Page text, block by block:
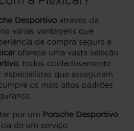
Desportivo através da
várias vantagens que
de compra segura e
oferece uma vasta seleção
, todos cuidadosamente
que asseguram
os mais altos padrões
por um Porsche Desportivo
de um serviço